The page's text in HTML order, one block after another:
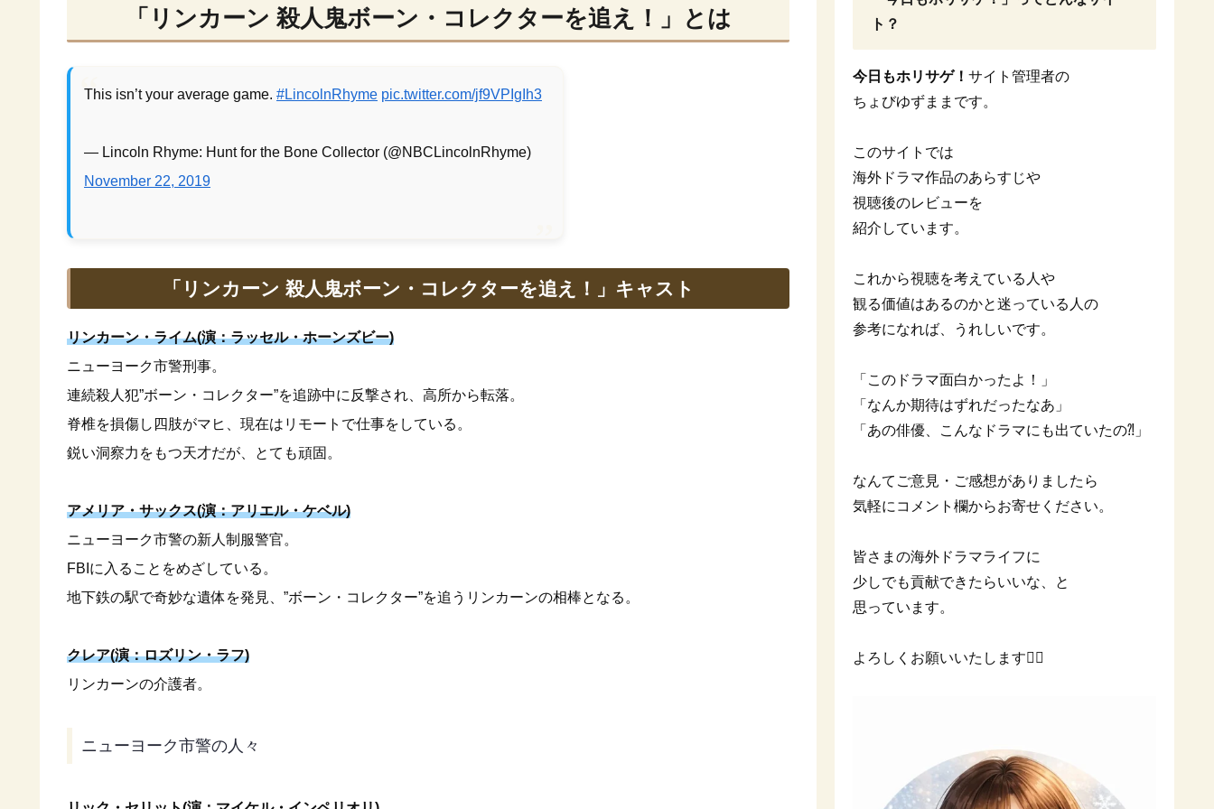
「リンカーン 殺人鬼ボーン・コレクターを追え！」とは
This isn’t your average game. #LincolnRhyme pic.twitter.com/jf9VPIgIh3
— Lincoln Rhyme: Hunt for the Bone Collector (@NBCLincolnRhyme)
November 22, 2019
「リンカーン 殺人鬼ボーン・コレクターを追え！」キャスト
リンカーン・ライム(演：ラッセル・ホーンズビー)
ニューヨーク市警刑事。
連続殺人犯”ボーン・コレクター”を追跡中に反撃され、高所から転落。
脊椎を損傷し四肢がマヒ、現在はリモートで仕事をしている。
鋭い洞察力をもつ天才だが、とても頑固。
アメリア・サックス(演：アリエル・ケベル)
ニューヨーク市警の新人制服警官。
FBIに入ることをめざしている。
地下鉄の駅で奇妙な遺体を発見、”ボーン・コレクター”を追うリンカーンの相棒となる。
クレア(演：ロズリン・ラフ)
リンカーンの介護者。
ニューヨーク市警の人々
ト？
今日もホリサゲ！ サイト管理者の
ちょびゆずままです。
このサイトでは
海外ドラマ作品のあらすじや
視聴後のレビューを
紹介しています。
これから視聴を考えている人や
観る価値はあるのかと迷っている人の
参考になれば、うれしいです。
「このドラマ面白かったよ！」
「なんか期待はずれだったなあ」
「あの俳優、こんなドラマにも出ていたの⁈」
なんてご意見・ご感想がありましたら
気軽にコメント欄からお寄せください。
皆さまの海外ドラマライフに
少しでも貢献できたらいいな、と
思っています。
よろしくお願いいたします🙇‍♀️